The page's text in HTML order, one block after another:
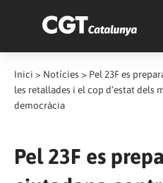
Inici > Notícies > Pel 23F es
les retallades i el cop d’estat dels
democràcia
Pel 23F es